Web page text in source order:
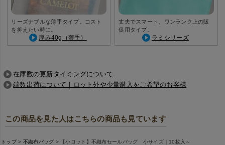
リーズナブルな薄手タイプ。コスト
を抑えたい時に。
厚み40g（薄手）
丈夫でスマート、ワンランク上の販
促用タイプ。
ラミシリーズ
在庫数の更新タイミングについて
端数出荷について｜ロット外や少量購入をご希望のお客様
この商品を見た人はこちらの商品も見ています
トップ 不織布バッグ 【小ロット】不織布セールバッグ 小サイズ｜10枚入～